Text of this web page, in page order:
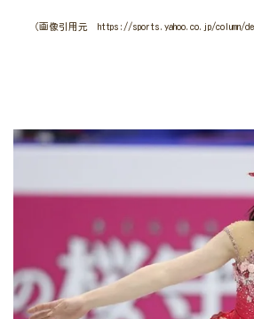
（画像引用元 https://sports.yahoo.co.jp/column/